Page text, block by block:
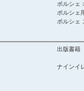
ポルシェ
ポルシェ
ポルシェ
出版書籍
ナインイ